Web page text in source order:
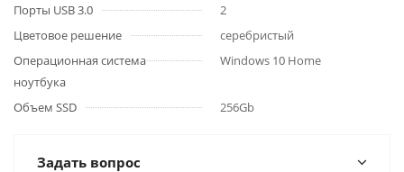
Порты USB 3.0
2
Цветовое решение
серебристый
Операционная система
ноутбука
Windows 10 Home
Объем SSD 256Gb
Задать вопрос